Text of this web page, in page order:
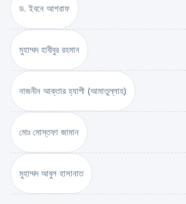
ড. ইবনে আশরাফ
মুহাম্মদ হাবীবুর রহমান
নাজনীন আক্তার হ্যাপী (আমাতুল্লাহ)
মোঃ মোস্তফা জামান
মুহাম্মদ আবুল হাসানাত